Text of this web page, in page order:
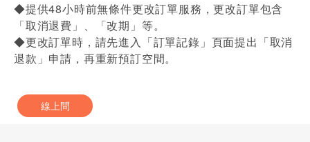
◆提供48小時前無條件更改訂單服務，更改訂單包含
「取消退費」、「改期」等。
◆更改訂單時，請先進入「訂單記錄」頁面提出「取消
退款」申請，再重新預訂空間。
線上問